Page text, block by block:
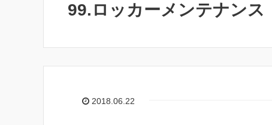
99.ロッカーメンテナンス
2018.06.22